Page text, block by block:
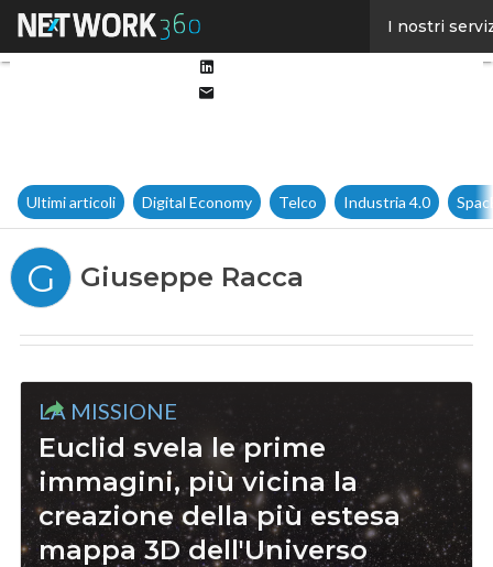
I nostri
Ultimi articoli Digital Economy Telco Industria 4.0
G Giuseppe Racca
LA MISSIONE
Euclid svela le prime
immagini, più vicina la
creazione della più estesa
mappa 3D dell'Universo